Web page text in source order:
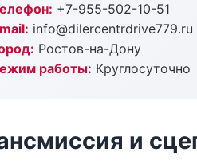
+7-955-502-10-51
info@dilercentrdrive779.ru
Ростов-на-Дону
работы: Круглосуточно
и